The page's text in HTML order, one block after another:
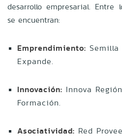
desarrollo empresarial. Entre
se encuentran:
Emprendimiento:
Expande.
Innovación: Innova
Formación.
Asociatividad: Red